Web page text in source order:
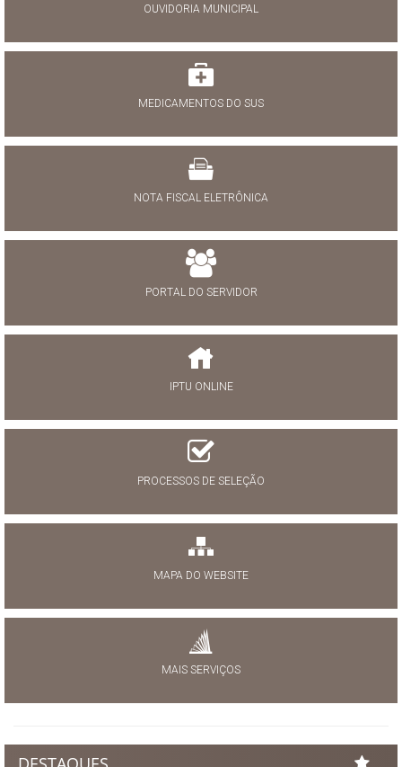
OUVIDORIA MUNICIPAL
MEDICAMENTOS DO SUS
NOTA FISCAL ELETRÔNICA
PORTAL DO SERVIDOR
IPTU ONLINE
PROCESSOS DE SELEÇÃO
MAPA DO WEBSITE
MAIS SERVIÇOS